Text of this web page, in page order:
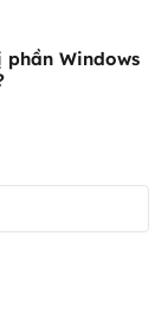
phần Windows